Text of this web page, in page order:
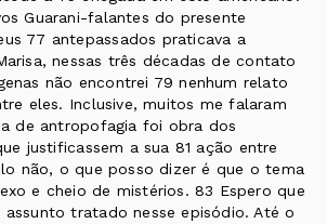
Guarani-falantes do presente
77 antepassados praticava a
nessas três décadas de contato
não encontrei 79 nenhum relato
eles. Inclusive, muitos me falaram
de antropofagia foi obra dos
justificassem a sua 81 ação entre
não, o que posso dizer é que o tema
e cheio de mistérios. 83 Espero que
tratado nesse episódio. Até o